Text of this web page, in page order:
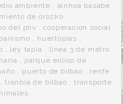
ambiente , ainhoa basabe ,
de orozko ,
del pnv ,cooperacion social
, huertopias ,
, ley tapia , linea 3 de metro
, parque eolico de
, puerto de bilbao , renfe
,tranbia de bilbao ,transporte